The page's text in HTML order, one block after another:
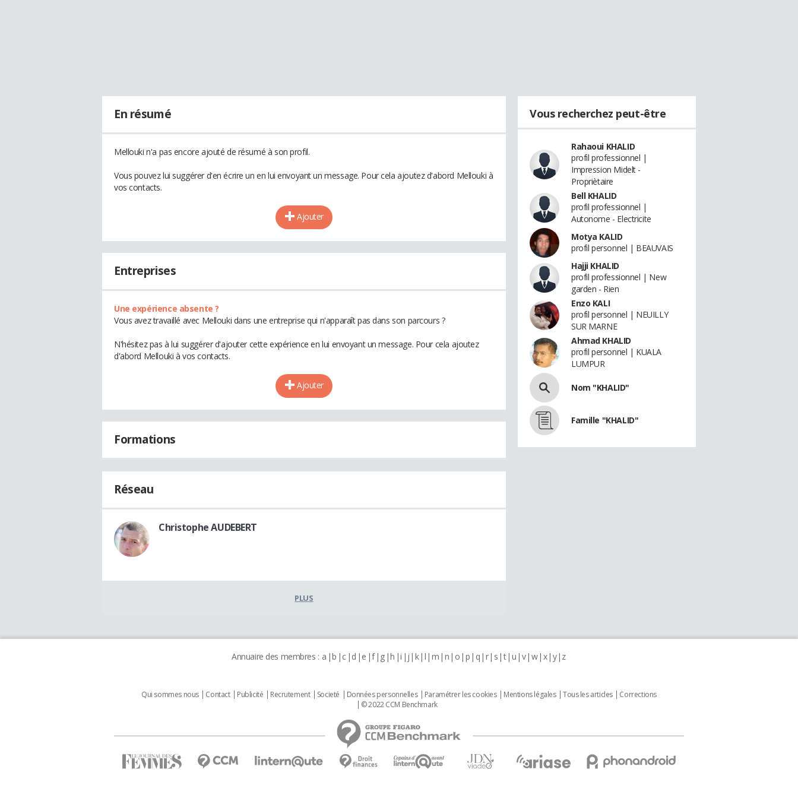
En résumé
Mellouki n'a pas encore ajouté de résumé à son profil.
Vous pouvez lui suggérer d'en écrire un en lui envoyant un message. Pour cela ajoutez d'abord Mellouki à
vos contacts.
Ajouter
Entreprises
Une expérience absente ?
Vous avez travaillé avec Mellouki dans une entreprise qui n'apparaît pas dans son parcours ?
N'hésitez pas à lui suggérer d'ajouter cette expérience en lui envoyant un message. Pour cela ajoutez
d'abord Mellouki à vos contacts.
Ajouter
Formations
Réseau
Christophe AUDEBERT
PLUS
Vous recherchez peut-être
Rahaoui KHALID
profil professionnel |
Impression Midelt -
Propriètaire
Bell KHALID
profil professionnel |
Autonome - Electricite
Motya KALID
profil personnel | BEAUVAIS
Hajji KHALID
profil professionnel | New
garden - Rien
Enzo KALI
profil personnel | NEUILLY
SUR MARNE
Ahmad KHALID
profil personnel | KUALA
LUMPUR
Nom "KHALID"
Famille "KHALID"
Annuaire des membres : a b c d e f g h i j k l m n o p q r s t u v w x y z
Qui sommes nous Contact Publicité Recrutement Societé Données personnelles Paramétrer les cookies Mentions légales Tous les articles
Corrections
© 2022 CCM Benchmark